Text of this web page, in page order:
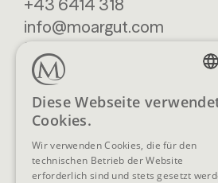
+43 6414 318
info@moargut.com
SERVICES
Lage & Anreise
Blog
Prospekte
FAQ
AGB
Diese Webseite
Cookies.
Wir verwenden Cookies, die für den
technischen Betrieb der Website
erforderlich sind und stets gesetzt